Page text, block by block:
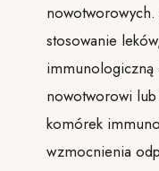
stosowanie
nowotworowi
komórek
wzmocnienia